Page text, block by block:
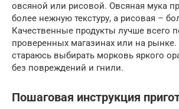
овсяной или рисовой. Овсяная мука
более нежную текстуру, а рисовая –
Качественные продукты лучше всего
проверенных магазинах или на рынке.
стараюсь выбирать морковь яркого
без повреждений и гнили.
Пошаговая инструкция